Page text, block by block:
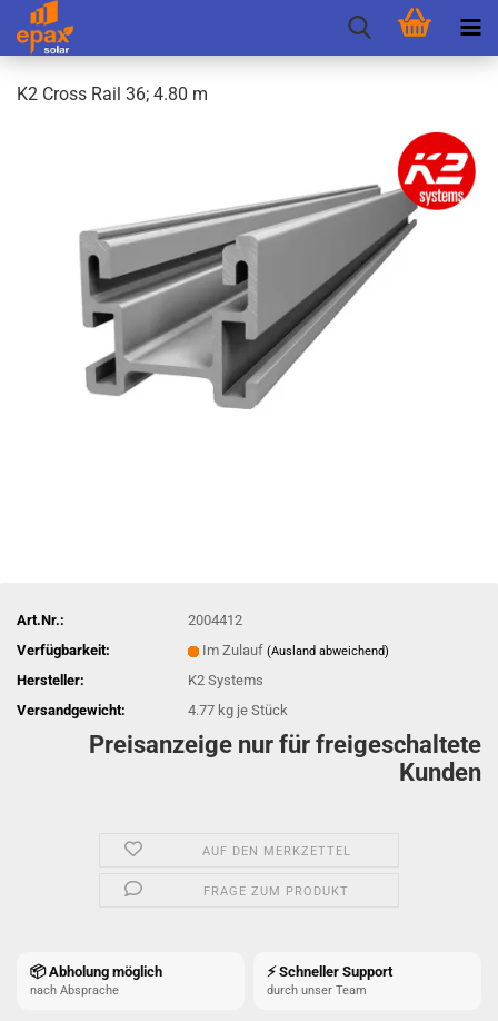
K2 Cross Rail 36; 4.80 m
Art.Nr.:
2004412
Verfügbarkeit:
Im Zulauf (Ausland abweichend)
Hersteller:
K2 Systems
Versandgewicht:
4.77 kg je Stück
Preisanzeige nur für freigeschaltete
Kunden
AUF DEN MERKZETTEL
FRAGE ZUM PRODUKT
📦 Abholung möglich
nach Absprache
⚡ Schneller Support
durch unser Team